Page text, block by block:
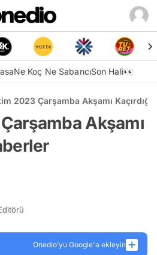
Ne Koç Ne SabancıSon Hali👀
2023 Çarşamba Akşamı
Akşamı
Onedio’yu Google'a ekleyin